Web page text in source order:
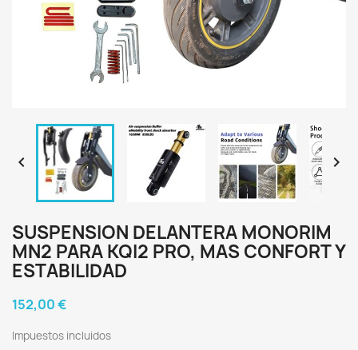
 
SUSPENSION DELANTERA MONORIM
MN2 PARA KQI2 PRO, MAS CONFORT Y
ESTABILIDAD
152,00 €
Impuestos incluidos